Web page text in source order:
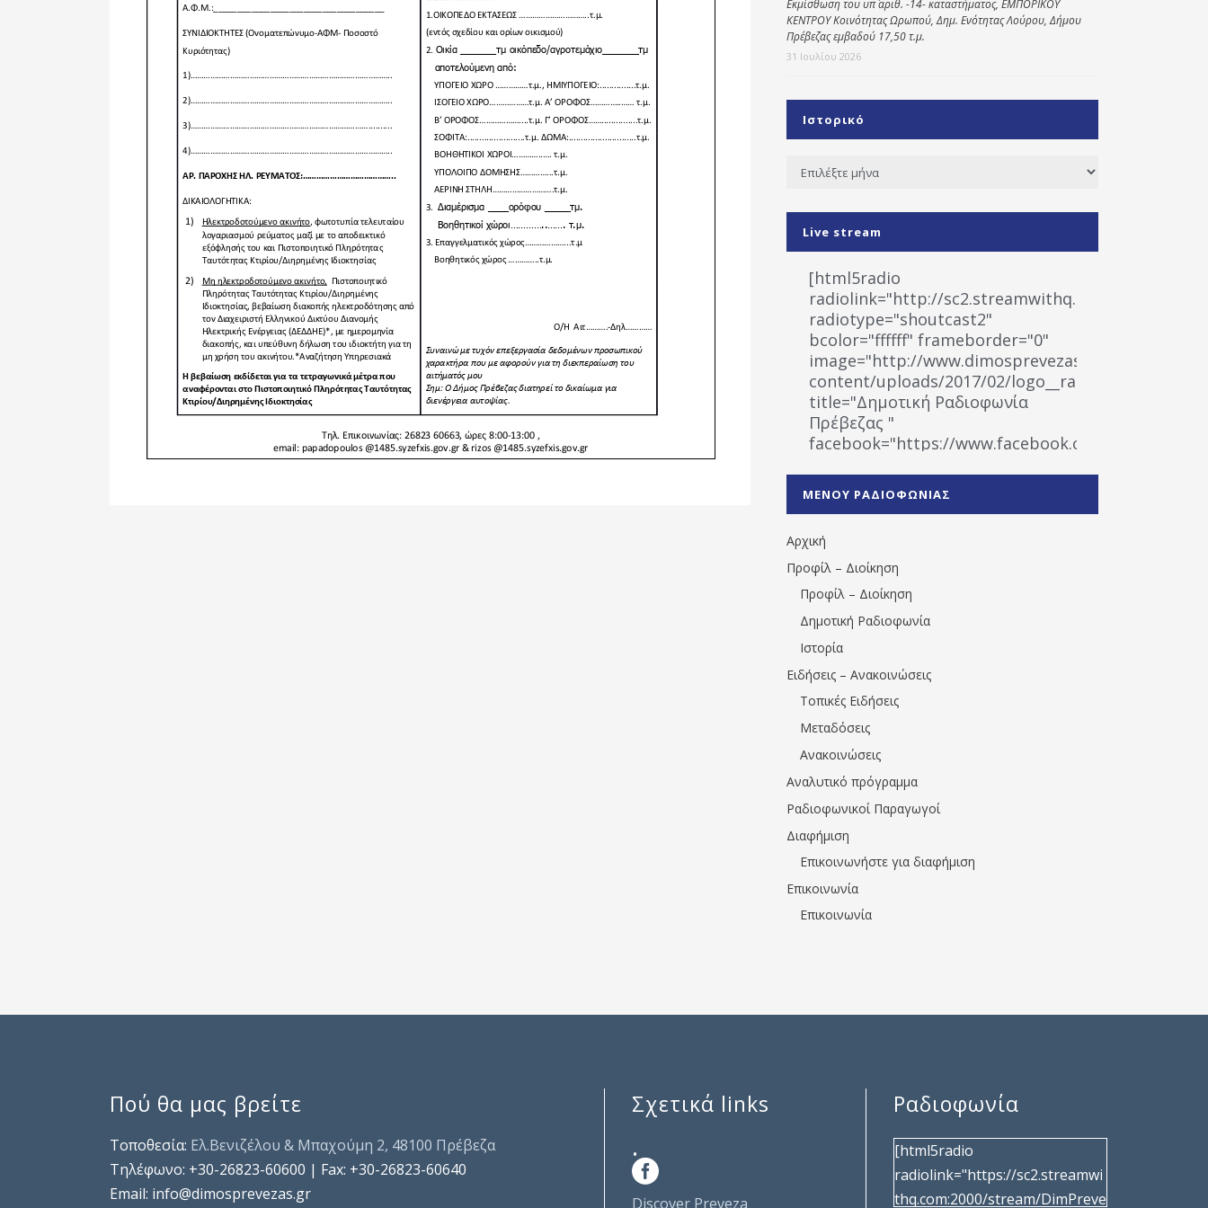
Βιβλιοθήκη
Εκμίσθωση του υπ΄ αριθ. -14- καταστήματος, ΕΜΠΟΡΙΚΟΥ
ΚΕΝΤΡΟΥ Κοινότητας Ωρωπού, Δημ. Ενότητας Λούρου, Δήμου
Πρέβεζας εμβαδού 17,50 τ.μ.
31 Ιουλίου 2026
Ιστορικό
Ιστορικό
Live stream
[html5radio
radiolink="http://sc2.streamwithq.com:8028/
radiotype="shoutcast2"
bcolor="ffffff" frameborder="0"
image="http://www.dimosprevezas.gr/wp-
content/uploads/2017/02/logo__radiofonias.jpg"
title="Δημοτική Ραδιοφωνία
Πρέβεζας "
facebook="https://www.facebook.com/
1531194763766854/" artist="" ]
ΜΕΝΟΥ ΡΑΔΙΟΦΩΝΙΑΣ
Αρχική
Προφίλ – Διοίκηση
Προφίλ – Διοίκηση
Δημοτική Ραδιοφωνία
Ιστορία
Ειδήσεις – Ανακοινώσεις
Τοπικές Ειδήσεις
Μεταδόσεις
Ανακοινώσεις
Αναλυτικό πρόγραμμα
Ραδιοφωνικοί Παραγωγοί
Διαφήμιση
Επικοινωνήστε για διαφήμιση
Επικοινωνία
Επικοινωνία
Πού θα μας βρείτε
Τοποθεσία: Ελ.Βενιζέλου & Μπαχούμη 2, 48100 Πρέβεζα
Τηλέφωνo: +30-26823-60600 | Fax: +30-26823-60640
Email: info@dimosprevezas.gr
Σχετικά links
.
Discover Preveza
Ραδιοφωνία
[html5radio
radiolink="https://sc2.streamwi
thq.com:2000/stream/DimPreve